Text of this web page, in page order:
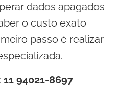
dados apagados
o custo exato
passo é realizar
94021-8697